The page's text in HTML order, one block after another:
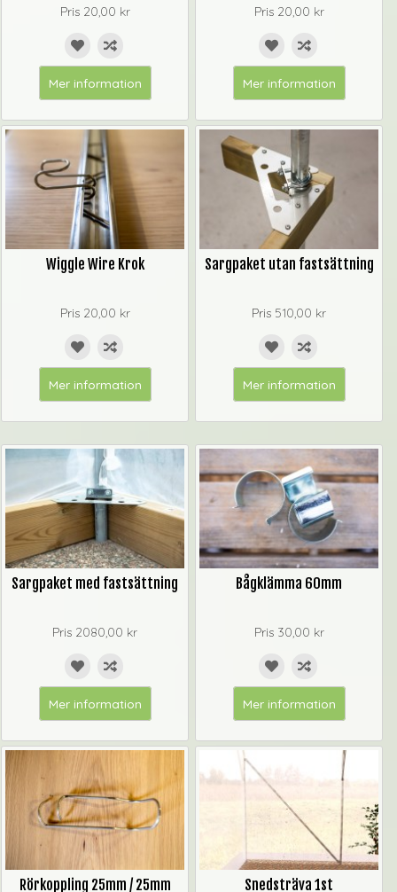
Pris 20,00 kr
Mer information
Pris 20,00 kr
Mer information
Wiggle Wire Krok
Pris 20,00 kr
Mer information
Sargpaket utan fastsättning
Pris 510,00 kr
Mer information
Sargpaket med fastsättning
Pris 2080,00 kr
Mer information
Bågklämma 60mm
Pris 30,00 kr
Mer information
Rörkoppling 25mm / 25mm Snedsträva 1st